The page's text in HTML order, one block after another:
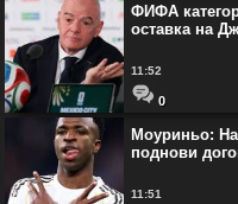
ФИФА
оставка на
11:52
0
Моуриньо:
поднови
11:51